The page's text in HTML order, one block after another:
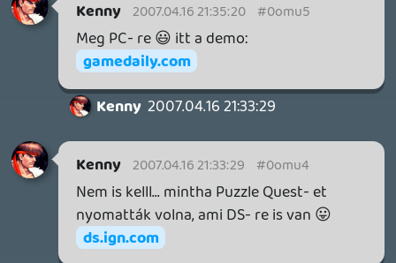
a következő néhány napban.
HETI MEGJELENÉSEK | 2026 #32
5 napja 7
IAN LIVINGSTONE - A VÉR-SZIGET LABIRINTUSA KÖNYV